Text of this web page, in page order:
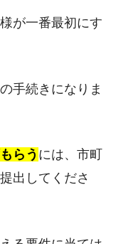
が一番最初にす
手続きになりま
らう には、市町
出してくださ